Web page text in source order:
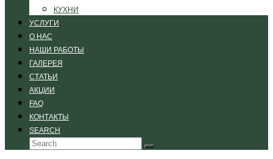
КУХНИ
УСЛУГИ
О НАС
НАШИ РАБОТЫ
ГАЛЕРЕЯ
СТАТЬИ
АКЦИИ
FAQ
КОНТАКТЫ
SEARCH
Search
Submit